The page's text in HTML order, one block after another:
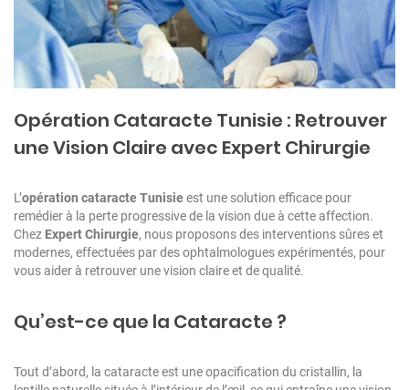
Opération Cataracte Tunisie : Retrouver
une Vision Claire avec Expert Chirurgie
L’opération cataracte Tunisieest une solution efficace pour
remédier à la perte progressive de la vision due à cette affection.
Chez Expert Chirurgie, nous proposons des interventions sûres et
modernes, effectuées par des ophtalmologues expérimentés, pour
vous aider à retrouver une vision claire et de qualité.
Qu’est-ce que la Cataracte ?
Tout d’abord, la cataracte est une opacification du cristallin, la